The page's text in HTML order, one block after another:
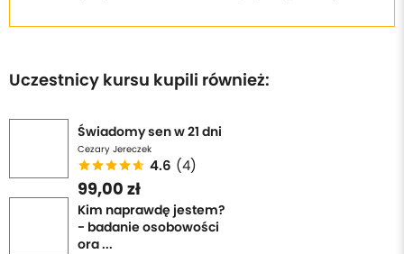
Uczestnicy kursu kupili również:
Świadomy sen w 21 dni
Cezary Jereczek
4.6 (4)
99,00 zł
Kim naprawdę jestem?
- badanie osobowości
ora ...